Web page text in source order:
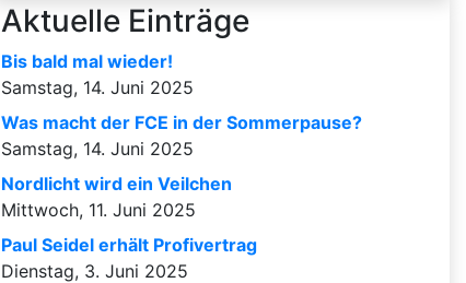
Aktuelle Einträge
Bis bald mal wieder!
Samstag, 14. Juni 2025
Was macht der FCE in der Sommerpause?
Samstag, 14. Juni 2025
Nordlicht wird ein Veilchen
Mittwoch, 11. Juni 2025
Paul Seidel erhält Profivertrag
Dienstag, 3. Juni 2025